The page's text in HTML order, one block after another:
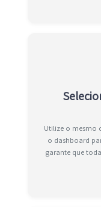
Utilize o mesmo
o dashboard
garante que